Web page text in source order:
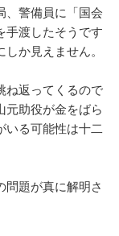
、警備員に「国会
手渡したそうです
か見えません。
ね返ってくるので
元助役が金をばら
いる可能性は十二
問題が真に解明さ